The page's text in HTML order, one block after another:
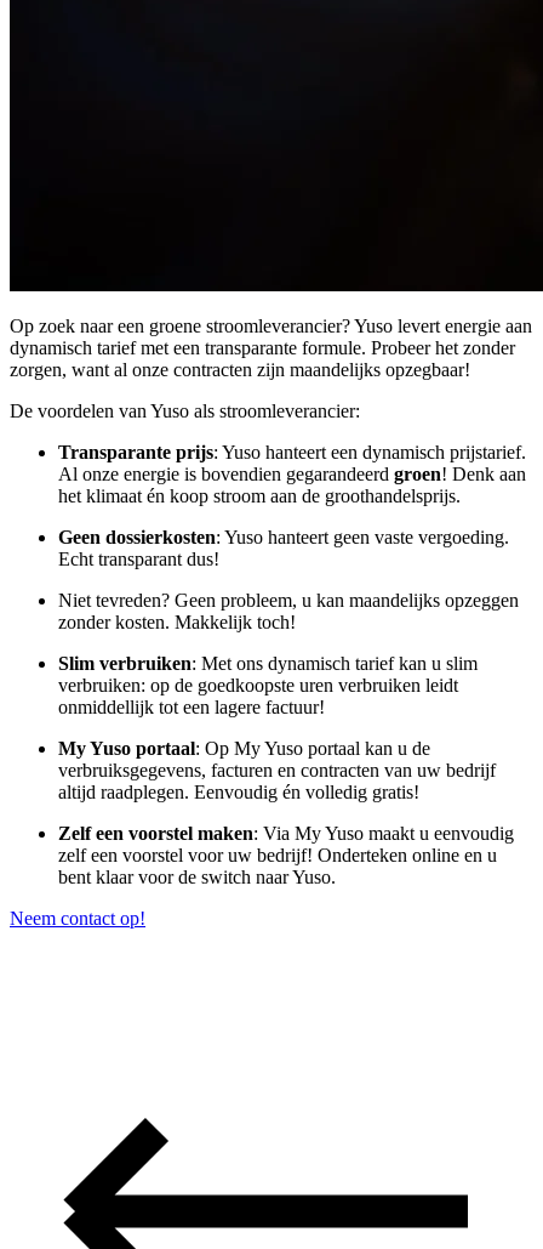
Op zoek naar een groene stroomleverancier? Yuso levert energie aan
dynamisch tarief met een transparante formule. Probeer het zonder
zorgen, want al onze contracten zijn maandelijks opzegbaar!
De voordelen van Yuso als stroomleverancier:
Transparante prijs: Yuso hanteert een dynamisch prijstarief.
Al onze energie is bovendien gegarandeerd groen! Denk aan
het klimaat én koop stroom aan de groothandelsprijs.
Geen dossierkosten: Yuso hanteert geen vaste vergoeding.
Echt transparant dus!
Niet tevreden? Geen probleem, u kan maandelijks opzeggen
zonder kosten. Makkelijk toch!
Slim verbruiken: Met ons dynamisch tarief kan u slim
verbruiken: op de goedkoopste uren verbruiken leidt
onmiddellijk tot een lagere factuur!
My Yuso portaal: Op My Yuso portaal kan u de
verbruiksgegevens, facturen en contracten van uw bedrijf
altijd raadplegen. Eenvoudig én volledig gratis!
Zelf een voorstel maken: Via My Yuso maakt u eenvoudig
zelf een voorstel voor uw bedrijf! Onderteken online en u
bent klaar voor de switch naar Yuso.
Neem contact op!